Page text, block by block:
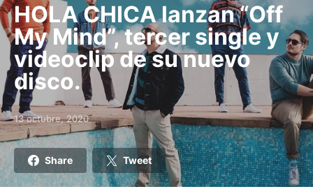
HOLA CHICA lanzan “Off
My Mind”, tercer single y
videoclip de su nuevo
disco.
Posted on
13 octubre, 2020
Share Tweet